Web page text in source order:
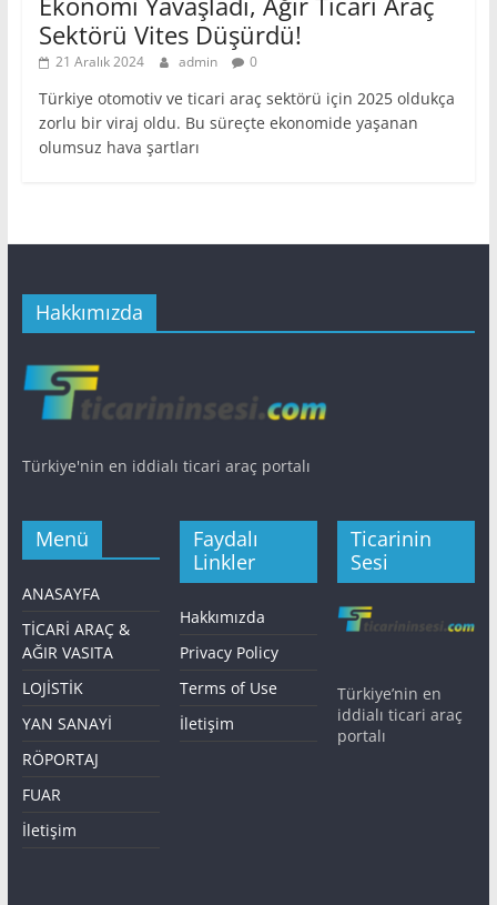
Sektörü Vites Düşürdü!
21 Aralık 2024 admin 0
Türkiye otomotiv ve ticari araç sektörü için 2025 oldukça
zorlu bir viraj oldu. Bu süreçte ekonomide yaşanan
olumsuz hava şartları
Hakkımızda
Türkiye'nin en iddialı ticari araç portalı
Menü
ANASAYFA
TİCARİ ARAÇ &
AĞIR VASITA
LOJİSTİK
YAN SANAYİ
RÖPORTAJ
FUAR
İletişim
Faydalı
Linkler
Hakkımızda
Privacy Policy
Terms of Use
İletişim
Ticarinin
Sesi
Türkiye’nin en
iddialı ticari araç
portalı